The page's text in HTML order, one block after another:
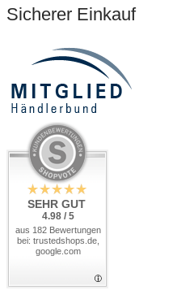
Sicherer Einkauf
SEHR GUT
4.98 / 5
aus 182 Bewertungen
bei: trustedshops.de,
google.com